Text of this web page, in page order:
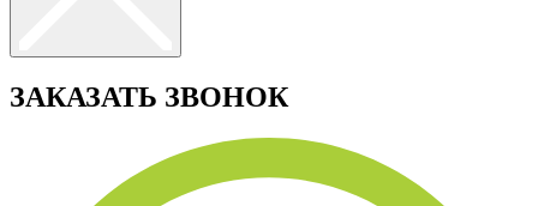
ЗАКАЗАТЬ ЗВОНОК